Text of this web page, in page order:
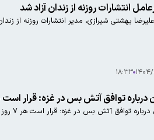
انتشارات روزنه از زندان آزاد شد
بهشتی شیرازی، مدیر انتشارات روزنه از
۱۰ ۱۸:۳۳
توافق آتش بس در غزه: قرار است هر ۷ روز ۳ گروگان دیگر از جمله دو آمریکایی در مرحله اول
توافق آتش بس در غزه: قرار است هر ۷ روز ۳ گروگان دیگر از جمله دو آمریکایی در مرحله اول آزاد شوند